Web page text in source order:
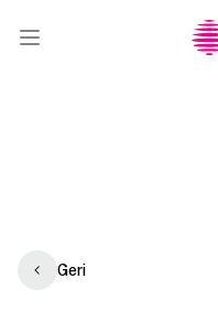
Geri